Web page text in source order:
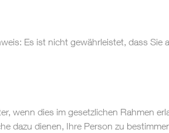
Es ist nicht gewährleistet, dass Sie
wenn dies im gesetzlichen Rahmen
dazu dienen, Ihre Person zu